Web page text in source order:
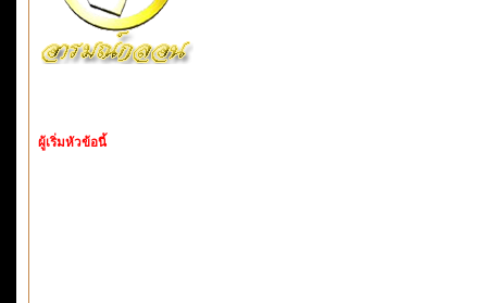
ผู้เริ่มหัวข้อนี้